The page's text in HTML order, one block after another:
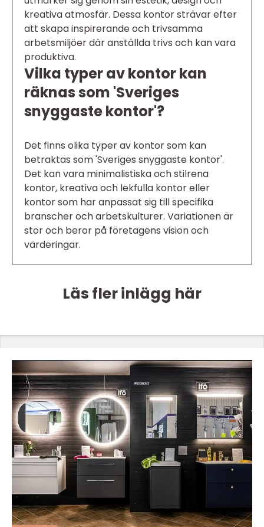
kreativa atmosfär. Dessa kontor strävar efter
att skapa inspirerande och trivsamma
arbetsmiljöer där anställda trivs och kan vara
produktiva.
Vilka typer av kontor kan
räknas som 'Sveriges
snyggaste kontor'?
Det finns olika typer av kontor som kan
betraktas som 'Sveriges snyggaste kontor'.
Det kan vara minimalistiska och stilrena
kontor, kreativa och lekfulla kontor eller
kontor som har anpassat sig till specifika
branscher och arbetskulturer. Variationen är
stor och beror på företagens vision och
värderingar.
Läs fler inlägg här